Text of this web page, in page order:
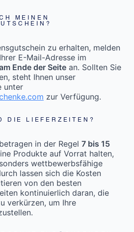
MEINEN
zu erhalten, melden
E-Mail-Adresse im
Ende der Seite an. Sollten Sie
steht Ihnen unser
unter
zur Verfügung.
DIE LIEFERZEITEN?
in der Regel 7 bis 15
Produkte auf Vorrat halten,
wettbewerbsfähige
lassen sich die Kosten
von den besten
kontinuierlich daran, die
verkürzen, um Ihre